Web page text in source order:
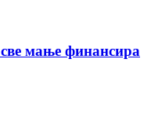
мање финансира